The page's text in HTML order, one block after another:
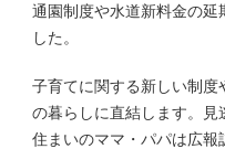
通園制度や水道新料金の延
した。
子育てに関する新しい制度
の暮らしに直結します。見
住まいのママ・パパは広報